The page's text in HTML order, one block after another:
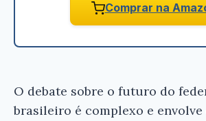
Comprar na
O debate sobre o futuro do
brasileiro é complexo e envolve